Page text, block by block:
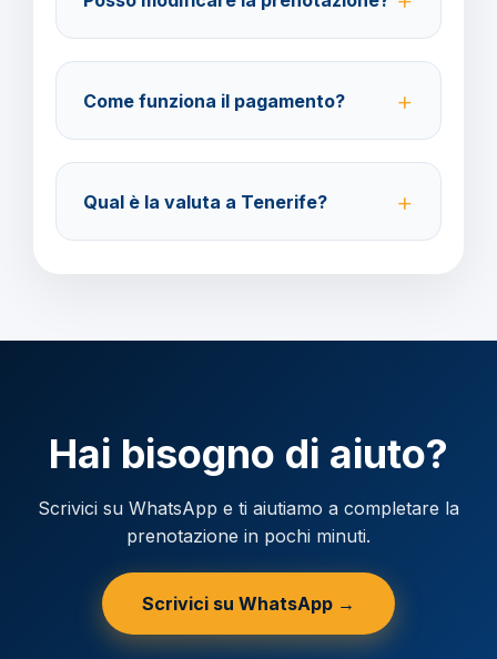
prima della partenza con un costo di 70 euro a
modifica.
Come funziona il pagamento?
Acconto del 40% alla prenotazione, saldo 30 giorni
prima della partenza.
Qual è la valuta a Tenerife?
Hai bisogno di aiuto?
Scrivici su WhatsApp e ti aiutiamo a completare la
prenotazione in pochi minuti.
Scrivici su WhatsApp →